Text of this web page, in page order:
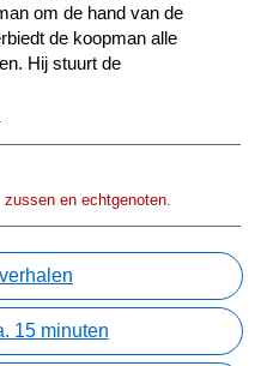
om de hand van de
de koopman alle
Hij stuurt de
en echtgenoten.
15 minuten